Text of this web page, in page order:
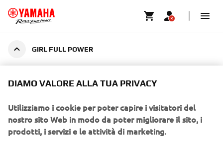
GIRL FULL POWER
MI DISPIACE! QUESTO EVENTO È
CHIUSO.
DIAMO VALORE ALLA TUA PRIVACY
Utilizziamo i cookie per poter capire i visitatori del
nostro sito Web in modo da poter migliorare il sito, i
prodotti, i servizi e le attività di marketing.